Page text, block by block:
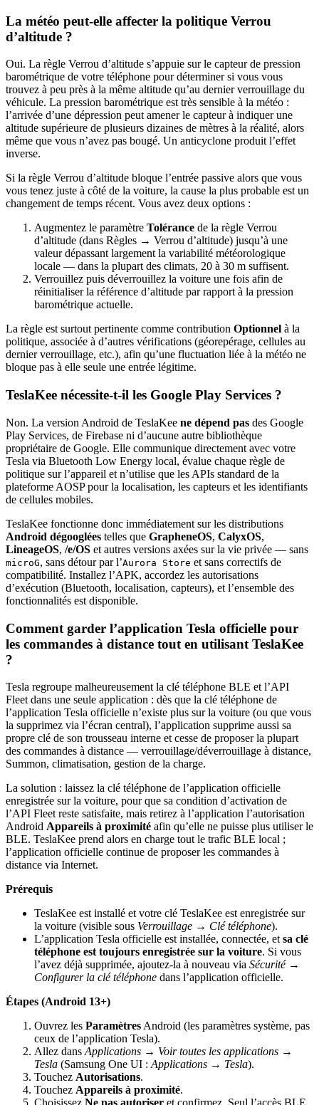
La météo peut-elle affecter la politique Verrou
d’altitude ?
Oui. La règle Verrou d’altitude s’appuie sur le capteur de pression
barométrique de votre téléphone pour déterminer si vous vous
trouvez à peu près à la même altitude qu’au dernier verrouillage du
véhicule. La pression barométrique est très sensible à la météo :
l’arrivée d’une dépression peut amener le capteur à indiquer une
altitude supérieure de plusieurs dizaines de mètres à la réalité, alors
même que vous n’avez pas bougé. Un anticyclone produit l’effet
inverse.
Si la règle Verrou d’altitude bloque l’entrée passive alors que vous
vous tenez juste à côté de la voiture, la cause la plus probable est un
changement de temps récent. Vous avez deux options :
Augmentez le paramètre Tolérance de la règle Verrou
d’altitude (dans Règles → Verrou d’altitude) jusqu’à une
valeur dépassant largement la variabilité météorologique
locale — dans la plupart des climats, 20 à 30 m suffisent.
Verrouillez puis déverrouillez la voiture une fois afin de
réinitialiser la référence d’altitude par rapport à la pression
barométrique actuelle.
La règle est surtout pertinente comme contribution Optionnel à la
politique, associée à d’autres vérifications (géorepérage, cellules au
dernier verrouillage, etc.), afin qu’une fluctuation liée à la météo ne
bloque pas à elle seule une entrée légitime.
TeslaKee nécessite-t-il les Google Play Services ?
Non. La version Android de TeslaKee ne dépend pas des Google
Play Services, de Firebase ni d’aucune autre bibliothèque
propriétaire de Google. Elle communique directement avec votre
Tesla via Bluetooth Low Energy local, évalue chaque règle de
politique sur l’appareil et n’utilise que les APIs standard de la
plateforme AOSP pour la localisation, les capteurs et les identifiants
de cellules mobiles.
TeslaKee fonctionne donc immédiatement sur les distributions
Android dégooglées telles que GrapheneOS, CalyxOS,
LineageOS, /e/OS et autres versions axées sur la vie privée — sans
microG, sans détour par l’Aurora Store et sans correctifs de
compatibilité. Installez l’APK, accordez les autorisations
d’exécution (Bluetooth, localisation, capteurs), et l’ensemble des
fonctionnalités est disponible.
Comment garder l’application Tesla officielle pour
les commandes à distance tout en utilisant TeslaKee
?
Tesla regroupe malheureusement la clé téléphone BLE et l’API
Fleet dans une seule application : dès que la clé téléphone de
l’application Tesla officielle n’existe plus sur la voiture (ou que vous
la supprimez via l’écran central), l’application supprime aussi sa
propre clé de son trousseau interne et cesse de proposer la plupart
des commandes à distance — verrouillage/déverrouillage à distance,
Summon, climatisation, gestion de la charge.
La solution : laissez la clé téléphone de l’application officielle
enregistrée sur la voiture, pour que sa condition d’activation de
l’API Fleet reste satisfaite, mais retirez à l’application l’autorisation
Android Appareils à proximité afin qu’elle ne puisse plus utiliser le
BLE. TeslaKee prend alors en charge tout le trafic BLE local ;
l’application officielle continue de proposer les commandes à
distance via Internet.
Prérequis
TeslaKee est installé et votre clé TeslaKee est enregistrée sur
la voiture (visible sous Verrouillage → Clé téléphone).
L’application Tesla officielle est installée, connectée, et sa clé
téléphone est toujours enregistrée sur la voiture. Si vous
l’avez déjà supprimée, ajoutez-la à nouveau via Sécurité →
Configurer la clé téléphone dans l’application officielle.
Étapes (Android 13+)
Ouvrez les Paramètres Android (les paramètres système, pas
ceux de l’application Tesla).
Allez dans Applications → Voir toutes les applications →
Tesla (Samsung One UI : Applications → Tesla).
Touchez Autorisations.
Touchez Appareils à proximité.